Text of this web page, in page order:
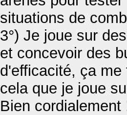
situations de
3°) Je joue sur
et concevoir des
d'efficacité, ça
cela que je joue
Bien cordialement